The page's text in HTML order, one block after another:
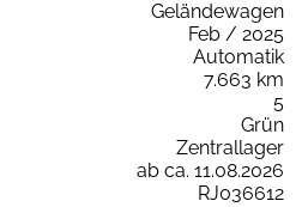
Geländewagen
Feb / 2025
Automatik
7.663 km
5
Grün
Zentrallager
ab ca. 11.08.2026
RJ036612